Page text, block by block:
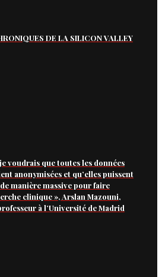
DE LA SILICON VALLEY
voudrais que toutes les données
anonymisées et qu’elles puissent
manière massive pour faire
clinique », Arslan Mazouni,
à l’Université de Madrid